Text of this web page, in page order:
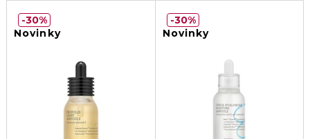
Novinky
30%
Novinky
30%